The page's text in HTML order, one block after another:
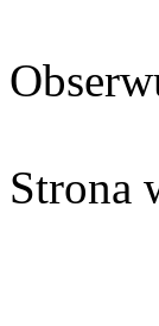
Strona